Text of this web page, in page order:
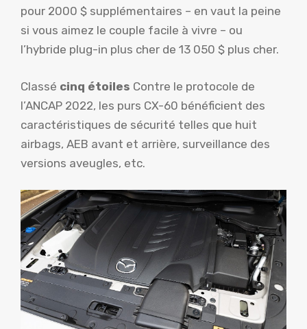
pour 2000 $ supplémentaires – en vaut la peine
si vous aimez le couple facile à vivre – ou
l’hybride plug-in plus cher de 13 050 $ plus cher.
Classé cinq étoiles Contre le protocole de
l’ANCAP 2022, les purs CX-60 bénéficient des
caractéristiques de sécurité telles que huit
airbags, AEB avant et arrière, surveillance des
versions aveugles, etc.